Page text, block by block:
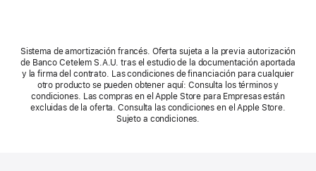
Sistema de amortización francés. Oferta sujeta a la previa autorización
de Banco Cetelem S.A.U. tras el estudio de la documentación aportada
y la firma del contrato. Las condiciones de financiación para cualquier
otro producto se pueden obtener aquí: Consulta los términos y
condiciones. Las compras en el Apple Store para Empresas están
excluidas de la oferta. Consulta las condiciones en el Apple Store.
Sujeto a condiciones.